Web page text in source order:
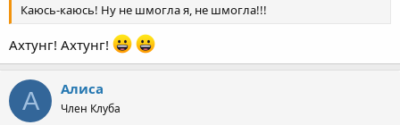
Каюсь-каюсь! Ну не шмогла я, не шмогла!!!
Ахтунг! Ахтунг!
А Алиса
Член Клуба